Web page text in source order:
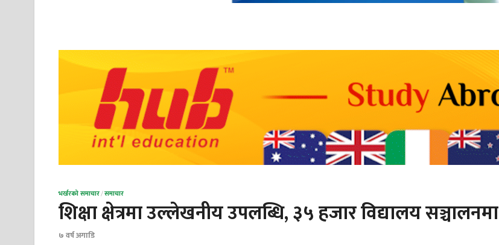
भर्खरको समाचार/समाचार
शिक्षा क्षेत्रमा उल्लेखनीय उपलब्धि, ३५ हजार विद्यालय सञ्चालनमा
७ वर्ष अगाडि